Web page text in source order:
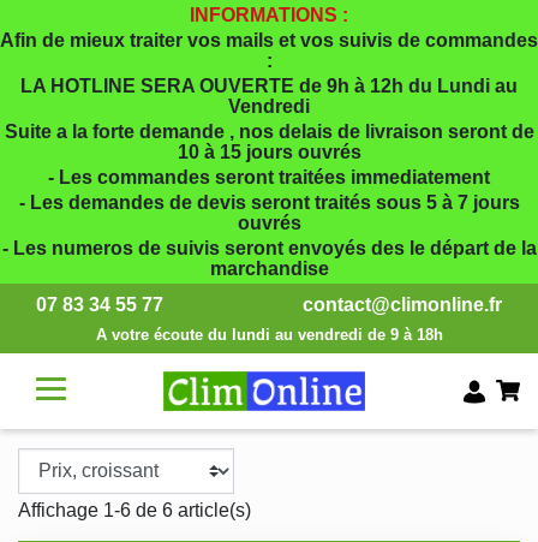
INFORMATIONS :
Afin de mieux traiter vos mails et vos suivis de commandes
:
LA HOTLINE SERA OUVERTE de 9h à 12h du Lundi au
Vendredi
Suite a la forte demande , nos delais de livraison seront de
10 à 15 jours ouvrés
- Les commandes seront traitées immediatement
- Les demandes de devis seront traités sous 5 à 7 jours
ouvrés
- Les numeros de suivis seront envoyés des le départ de la
marchandise
07 83 34 55 77
A votre écoute du lundi au vendredi de 9 à 18h
contact@climonline.fr
Affichage 1-6 de 6 article(s)